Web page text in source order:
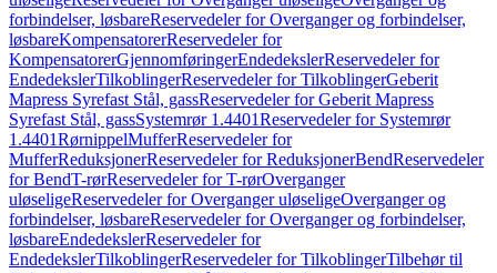
forbindelser, løsbareReservedeler for Overganger og forbindelser,
løsbareKompensatorerReservedeler for
KompensatorerGjennomføringerEndedekslerReservedeler for
EndedekslerTilkoblingerReservedeler for TilkoblingerGeberit
Mapress Syrefast Stål, gassReservedeler for Geberit Mapress
Syrefast Stål, gassSystemrør 1.4401Reservedeler for Systemrør
1.4401RørnippelMufferReservedeler for
MufferReduksjonerReservedeler for ReduksjonerBendReservedeler
for BendT-rørReservedeler for T-rørOverganger
uløseligeReservedeler for Overganger uløseligeOverganger og
forbindelser, løsbareReservedeler for Overganger og forbindelser,
løsbareEndedekslerReservedeler for
EndedekslerTilkoblingerReservedeler for TilkoblingerTilbehør til